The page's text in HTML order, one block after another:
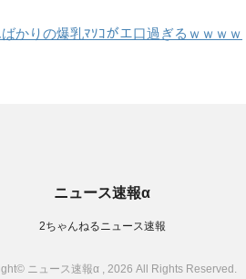
かりの爆乳ﾏｿｺがエ口過ぎるｗｗｗｗ
ニュース速報α
2ちゃんねるニュース速報
ニュース速報α , 2026 All Rights Reserved.